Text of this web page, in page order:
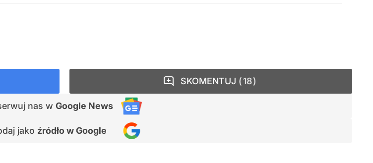
nas w Google News
jako źródło w Google
SKOMENTUJ 18